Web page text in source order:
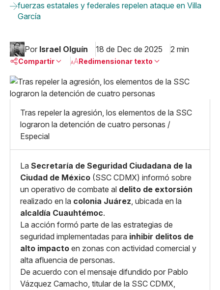
fuerzas estatales y federales repelen ataque en Villa
García
Por Israel Olguín 18 de Dec de 2025 2 min
Compartir
Linkedin
X
Whatsapp
Copiar enlace
Redimensionar texto
Pequeño
Mediano
Grande
Tras repeler la agresión, los elementos de la SSC
lograron la detención de cuatro personas /
Especial
La Secretaría de Seguridad Ciudadana de la
Ciudad de México (SSC CDMX) informó sobre
un operativo de combate al delito de extorsión
realizado en la colonia Juárez, ubicada en la
alcaldía Cuauhtémoc.
La acción formó parte de las estrategias de
seguridad implementadas para inhibir delitos de
alto impacto en zonas con actividad comercial y
alta afluencia de personas.
De acuerdo con el mensaje difundido por Pablo
Vázquez Camacho, titular de la SSC CDMX,